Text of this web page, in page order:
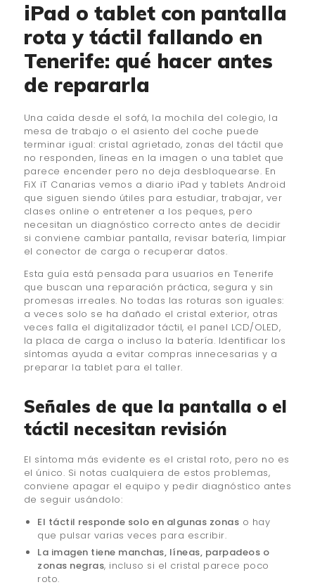
iPad o tablet con pantalla
rota y táctil fallando en
Tenerife: qué hacer antes
de repararla
Una caída desde el sofá, la mochila del colegio, la
mesa de trabajo o el asiento del coche puede
terminar igual: cristal agrietado, zonas del táctil que
no responden, líneas en la imagen o una tablet que
parece encender pero no deja desbloquearse. En
FiX iT Canarias vemos a diario iPad y tablets Android
que siguen siendo útiles para estudiar, trabajar, ver
clases online o entretener a los peques, pero
necesitan un diagnóstico correcto antes de decidir
si conviene cambiar pantalla, revisar batería, limpiar
el conector de carga o recuperar datos.
Esta guía está pensada para usuarios en Tenerife
que buscan una reparación práctica, segura y sin
promesas irreales. No todas las roturas son iguales:
a veces solo se ha dañado el cristal exterior, otras
veces falla el digitalizador táctil, el panel LCD/OLED,
la placa de carga o incluso la batería. Identificar los
síntomas ayuda a evitar compras innecesarias y a
preparar la tablet para el taller.
Señales de que la pantalla o el
táctil necesitan revisión
El síntoma más evidente es el cristal roto, pero no es
el único. Si notas cualquiera de estos problemas,
conviene apagar el equipo y pedir diagnóstico antes
de seguir usándolo:
El táctil responde solo en algunas zonas o hay
que pulsar varias veces para escribir.
La imagen tiene manchas, líneas, parpadeos o
zonas negras, incluso si el cristal parece poco
roto.